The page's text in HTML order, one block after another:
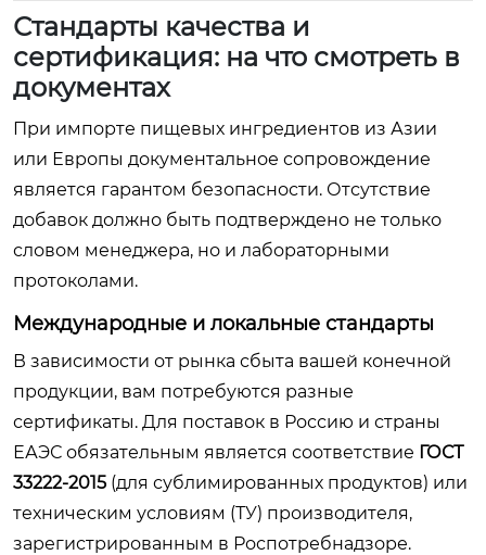
Стандарты качества и
сертификация: на что смотреть в
документах
При импорте пищевых ингредиентов из Азии
или Европы документальное сопровождение
является гарантом безопасности. Отсутствие
добавок должно быть подтверждено не только
словом менеджера, но и лабораторными
протоколами.
Международные и локальные стандарты
В зависимости от рынка сбыта вашей конечной
продукции, вам потребуются разные
сертификаты. Для поставок в Россию и страны
ЕАЭС обязательным является соответствие ГОСТ
33222-2015 (для сублимированных продуктов) или
техническим условиям (ТУ) производителя,
зарегистрированным в Роспотребнадзоре.